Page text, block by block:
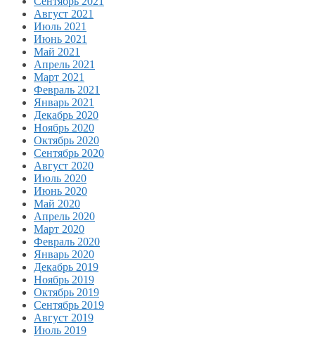
Август 2021
Июль 2021
Июнь 2021
Май 2021
Апрель 2021
Март 2021
Февраль 2021
Январь 2021
Декабрь 2020
Ноябрь 2020
Октябрь 2020
Сентябрь 2020
Август 2020
Июль 2020
Июнь 2020
Май 2020
Апрель 2020
Март 2020
Февраль 2020
Январь 2020
Декабрь 2019
Ноябрь 2019
Октябрь 2019
Сентябрь 2019
Август 2019
Июль 2019